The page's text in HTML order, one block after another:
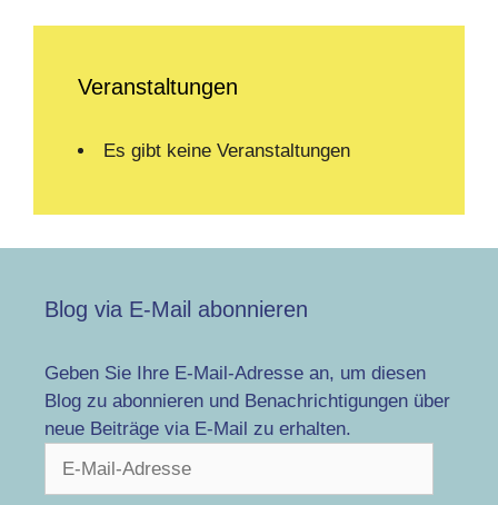
Veranstaltungen
Es gibt keine Veranstaltungen
Blog via E-Mail abonnieren
Geben Sie Ihre E-Mail-Adresse an, um diesen
Blog zu abonnieren und Benachrichtigungen über
neue Beiträge via E-Mail zu erhalten.